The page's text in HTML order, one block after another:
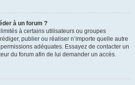
à un forum ?
à certains utilisateurs ou groupes
publier ou réaliser n’importe quelle autre
adéquates. Essayez de contacter un
du forum afin de lui demander un accès.